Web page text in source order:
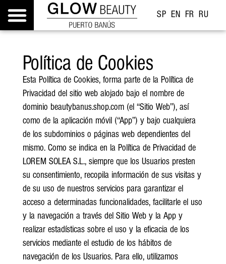
SP EN FR RU
Política de Cookies
Esta Política de Cookies, forma parte de la Política de
Privacidad del sitio web alojado bajo el nombre de
dominio beautybanus.shop.com (el “Sitio Web”), así
como de la aplicación móvil (“App”) y bajo cualquiera
de los subdominios o páginas web dependientes del
mismo. Como se indica en la Política de Privacidad de
LOREM SOLEA S.L., siempre que los Usuarios presten
su consentimiento, recopila información de sus visitas y
de su uso de nuestros servicios para garantizar el
acceso a determinadas funcionalidades, facilitarle el uso
y la navegación a través del Sitio Web y la App y
realizar estadísticas sobre el uso y la eficacia de los
servicios mediante el estudio de los hábitos de
navegación de los Usuarios. Para ello, utilizamos